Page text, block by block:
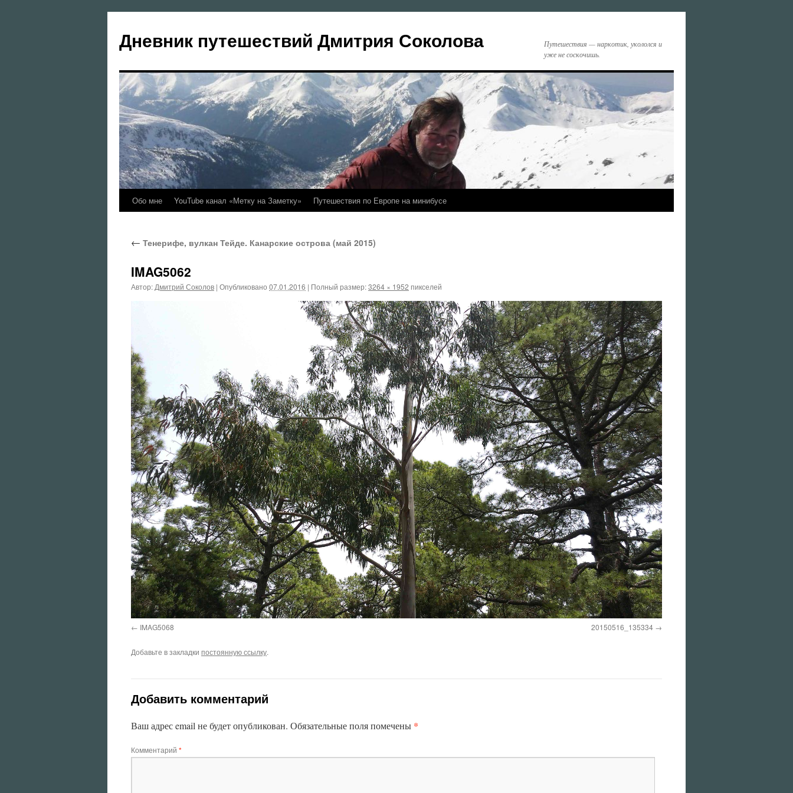
содержимому
Дневник путешествий Дмитрия Соколова
Путешествия — наркотик, укололся и
уже не соскочишь.
Обо мне YouTube канал «Метку на Заметку» Путешествия по Европе на минибусе
← Тенерифе, вулкан Тейде. Канарские острова (май 2015)
IMAG5062
Автор: Дмитрий Соколов | Опубликовано 07.01.2016 | Полный размер:3264 × 1952 пикселей
IMAG5068 20150516_135334
Добавьте в закладки постоянную ссылку.
Добавить комментарий
Ваш адрес email не будет опубликован. Обязательные поля помечены *
Комментарий *